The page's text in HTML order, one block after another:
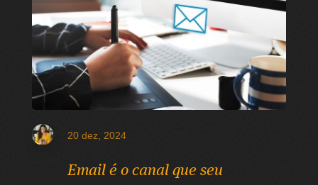
20 dez, 2024
Email é o canal que seu